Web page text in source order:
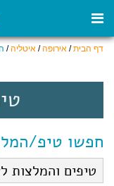
דף הבית/ אירופה/ איטליה/
חפשו טיפ/